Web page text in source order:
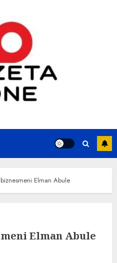
Elman Abule
Elman Abule